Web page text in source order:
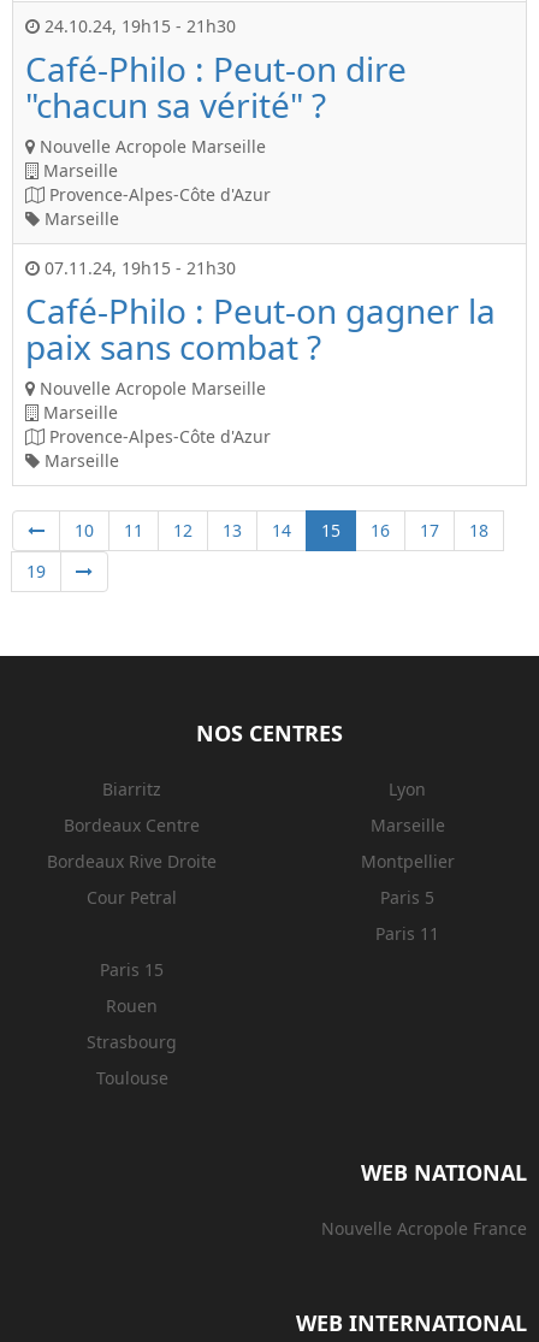
24.10.24, 19h15 - 21h30
Café-Philo : Peut-on dire
"chacun sa vérité" ?
Nouvelle Acropole Marseille
Marseille
Provence-Alpes-Côte d'Azur
Marseille
07.11.24, 19h15 - 21h30
Café-Philo : Peut-on gagner la
paix sans combat ?
Nouvelle Acropole Marseille
Marseille
Provence-Alpes-Côte d'Azur
Marseille
10 11 12 13 14 15 16 17
18
19
NOS CENTRES
Biarritz
Bordeaux Centre
Bordeaux Rive Droite
Cour Petral
Lyon
Marseille
Montpellier
Paris 5
Paris 11
Paris 15
Rouen
Strasbourg
Toulouse
WEB NATIONAL
Nouvelle Acropole France
WEB INTERNATIONAL